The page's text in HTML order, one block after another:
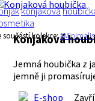
konjaková
součástí kolekce:
Konjaková
Jemná houbička z
jemně ji
E-shop